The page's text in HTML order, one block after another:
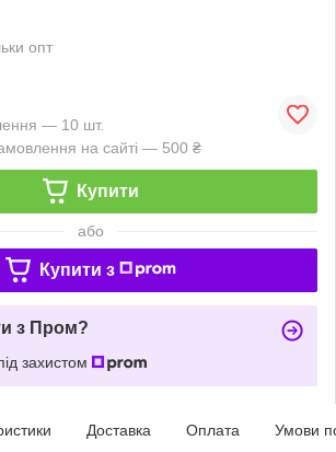
опт
— 10 шт.
на сайті — 500 ₴
Купити
або
Купити з
з Пром?
захистом
Доставка Оплата Умови